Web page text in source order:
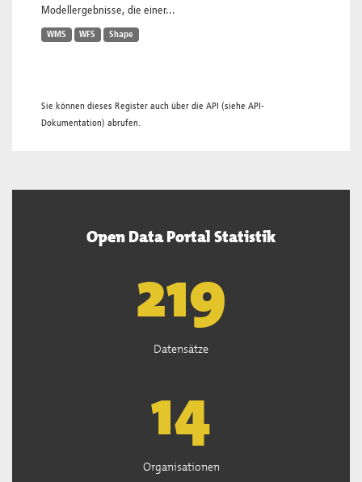
Modellergebnisse, die einer...
WMS WFS Shape
Sie können dieses Register auch über die API (siehe API-
Dokumentation) abrufen.
Open Data Portal Statistik
221
Datensätze
15
Organisationen